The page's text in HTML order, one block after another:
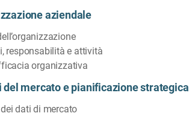
aziendale
responsabilità e attività
organizzativa
del mercato e pianificazione strategica
dati di mercato